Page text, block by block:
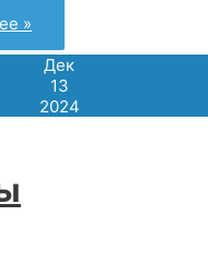
»
Дек
13
2024